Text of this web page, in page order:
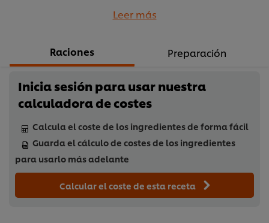
Leer más
Raciones Preparación
Inicia sesión para usar nuestra
calculadora de costes
Calcula el coste de los ingredientes de forma fácil
Guarda el cálculo de costes de los ingredientes
para usarlo más adelante
Calcular el coste de esta receta